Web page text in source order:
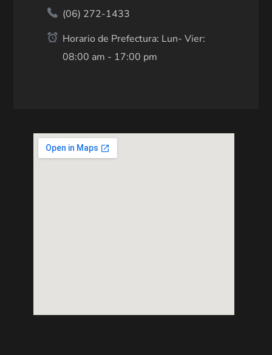
(06) 272-1433
Horario de Prefectura: Lun- Vier:
08:00 am - 17:00 pm